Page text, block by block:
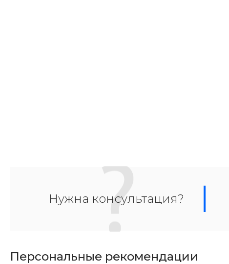
Нужна консультация?
Персональные рекомендации